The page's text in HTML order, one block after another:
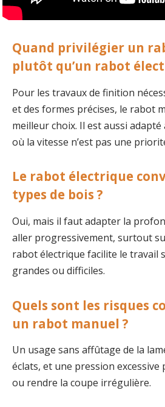
Quand privilégier un
plutôt qu’un rabot
Pour les travaux de finition
et des formes précises, le rabot
meilleur choix. Il est aussi
où la vitesse n’est pas une
Le rabot électrique
types de bois ?
Oui, mais il faut adapter la
aller progressivement, surtout
rabot électrique facilite le travail
grandes ou difficiles.
Quels sont les risques
un rabot manuel ?
Un usage sans affûtage de la
éclats, et une pression
ou rendre la coupe irrégulière.